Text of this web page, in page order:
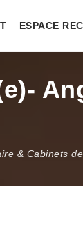
ESPACE
& Cabinets